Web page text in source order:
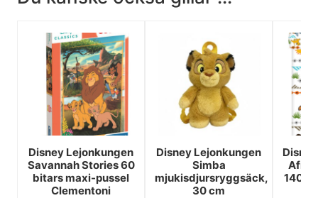
Disney Lejonkungen
Savannah Stories 60
bitars maxi-pussel
Clementoni
Disney Lejonkungen
Simba
mjukisdjursryggsäck,
30 cm